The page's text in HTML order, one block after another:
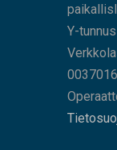
Y-